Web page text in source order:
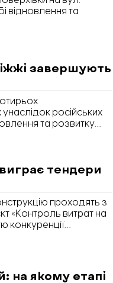
відновлення та
завершують
російських
та розвитку
тендери
проходять з
«Контроль витрат на
конкуренції
і хто займається
на якому етапі